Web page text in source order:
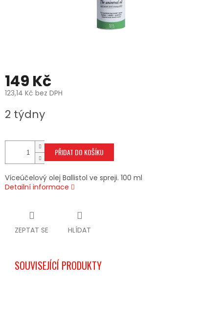
149 Kč
123,14 Kč bez DPH
cena:
2 týdny
PŘIDAT DO KOŠÍKU
Víceúčelový olej Ballistol ve spreji. 100 ml
Detailní informace
ZEPTAT SE HLÍDAT
SOUVISEJÍCÍ PRODUKTY